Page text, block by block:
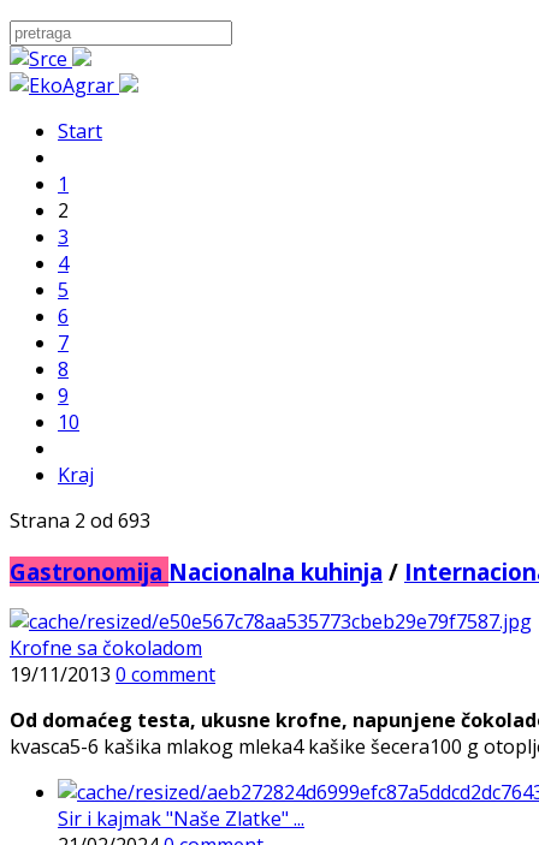
Start
1
2
3
4
5
6
7
8
9
10
Kraj
Strana 2 od 693
Gastronomija Nacionalna kuhinja /
Krofne sa čokoladom
19/11/2013 0 comment
Od domaćeg testa, ukusne krofne, napunjene
kvasca5-6 kašika mlakog mleka4 kašike šecera100 g
Sir i kajmak "Naše Zlatke" ...